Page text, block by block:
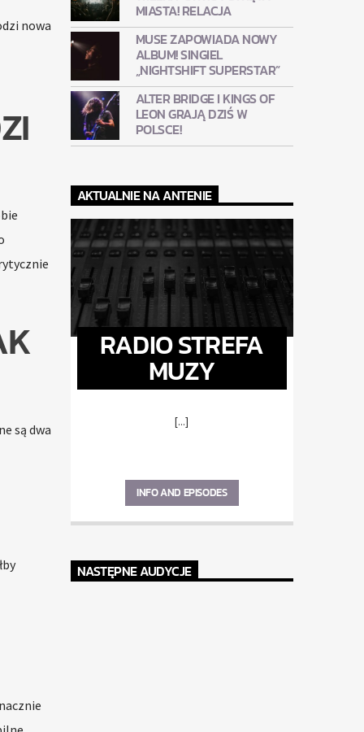
nowa
są dwa
MIASTA! RELACJA
MUSE ZAPOWIADA NOWY
ALBUM! SINGIEL
„NIGHTSHIFT SUPERSTAR”
ALTER BRIDGE I KINGS OF
LEON GRAJĄ DZIŚ W
POLSCE!
AKTUALNIE NA ANTENIE
RADIO STREFA
MUZY
[...]
INFO AND EPISODES
NASTĘPNE AUDYCJE